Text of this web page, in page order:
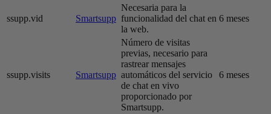
ssupp.vid Smartsupp
Necesaria para la
funcionalidad del chat en
la web.
6 meses
ssupp.visits Smartsupp
Número de visitas
previas, necesario para
rastrear mensajes
automáticos del servicio
de chat en vivo
proporcionado por
Smartsupp.
6 meses